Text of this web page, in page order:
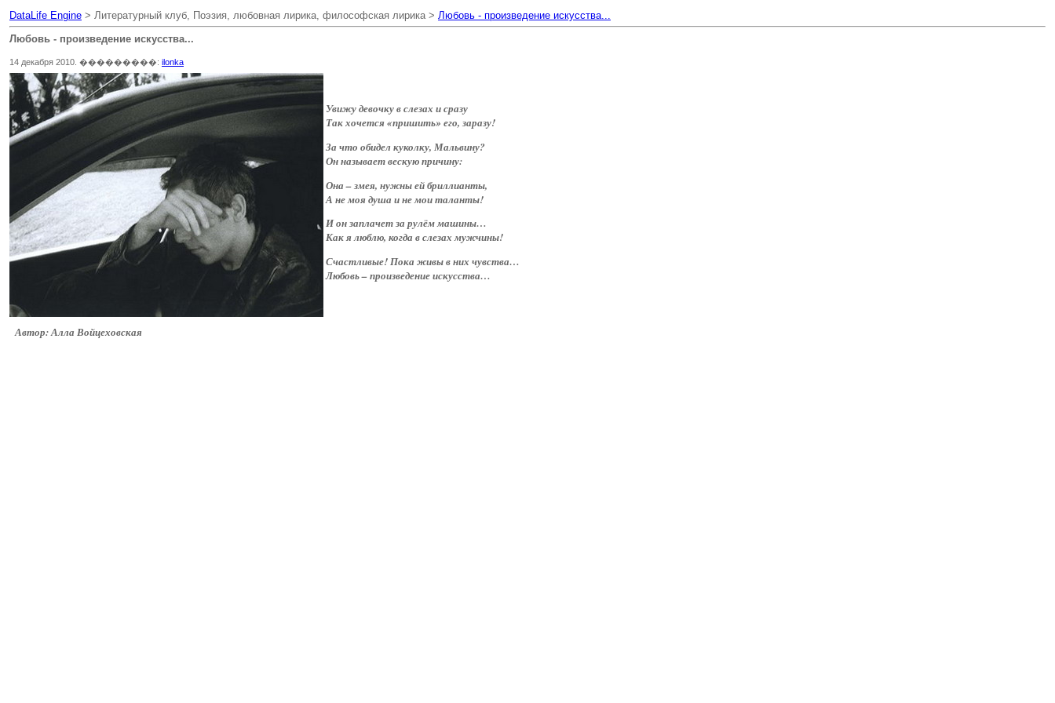
DataLife Engine > Литературный клуб, Поэзия, любовная лирика, философская лирика > Любовь - произведение искусства...
Любовь - произведение искусства...
14 декабря 2010. ���������: ilonka
Увижу девочку в слезах и сразу
Так хочется «пришить» его, заразу!
За что обидел куколку, Мальвину?
Он называет вескую причину:
Она – змея, нужны ей бриллианты,
А не моя душа и не мои таланты!
И он заплачет за рулём машины…
Как я люблю, когда в слезах мужчины!
Счастливые! Пока живы в них чувства…
Любовь – произведение искусства…
Автор: Алла Войцеховская